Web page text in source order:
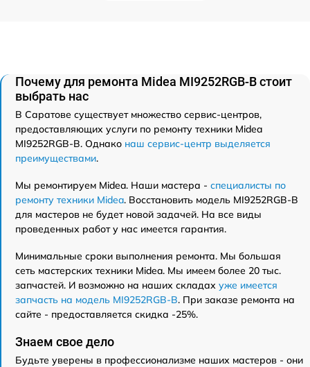
Почему для ремонта Midea MI9252RGB-B стоит
выбрать нас
В Саратове существует множество сервис-центров,
предоставляющих услуги по ремонту техники Midea
MI9252RGB-B. Однако наш сервис-центр выделяется
преимуществами.
Мы ремонтируем Midea. Наши мастера - специалисты по
ремонту техники Midea. Восстановить модель MI9252RGB-B
для мастеров не будет новой задачей. На все виды
проведенных работ у нас имеется гарантия.
Минимальные сроки выполнения ремонта. Мы большая
сеть мастерских техники Midea. Мы имеем более 20 тыс.
запчастей. И возможно на наших складах уже имеется
запчасть на модель MI9252RGB-B. При заказе ремонта на
сайте - предоставляется скидка -25%.
Знаем свое дело
Будьте уверены в профессионализме наших мастеров - они